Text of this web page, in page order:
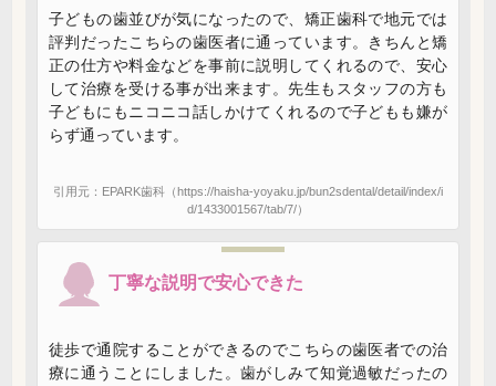
子どもの歯並びが気になったので、矯正歯科で地元では
評判だったこちらの歯医者に通っています。きちんと矯
正の仕方や料金などを事前に説明してくれるので、安心
して治療を受ける事が出来ます。先生もスタッフの方も
子どもにもニコニコ話しかけてくれるので子どもも嫌が
らず通っています。
引用元：EPARK歯科（https://haisha-yoyaku.jp/bun2sdental/detail/index/i
d/1433001567/tab/7/）
丁寧な説明で安心できた
徒歩で通院することができるのでこちらの歯医者での治
療に通うことにしました。歯がしみて知覚過敏だったの